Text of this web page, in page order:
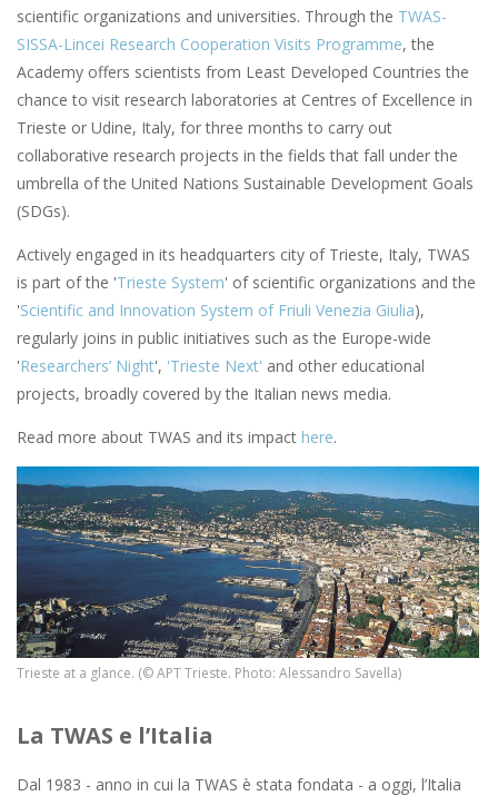
scientific organizations and universities. Through the TWAS-
SISSA-Lincei Research Cooperation Visits Programme, the
Academy offers scientists from Least Developed Countries the
chance to visit research laboratories at Centres of Excellence in
Trieste or Udine, Italy, for three months to carry out
collaborative research projects in the fields that fall under the
umbrella of the United Nations Sustainable Development Goals
(SDGs).
Actively engaged in its headquarters city of Trieste, Italy, TWAS
is part of the 'Trieste System' of scientific organizations and the
'Scientific and Innovation System of Friuli Venezia Giulia),
regularly joins in public initiatives such as the Europe-wide
'Researchers’ Night', 'Trieste Next' and other educational
projects, broadly covered by the Italian news media.
Read more about TWAS and its impact here.
Trieste at a glance. (© APT Trieste. Photo: Alessandro Savella)
La TWAS e l’Italia
Dal 1983 - anno in cui la TWAS è stata fondata - a oggi, l’Italia